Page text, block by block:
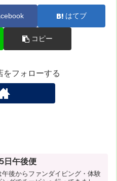
はてブ
コピー
をフォローする
日午後便
午後からファンダイビング・体験